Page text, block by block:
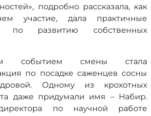
подробно рассказала, как
участие, дала практичные
по развитию собственных
событием смены стала
по посадке саженцев сосны
Одному из крохотных
даже придумали имя – Набир.
по научной работе